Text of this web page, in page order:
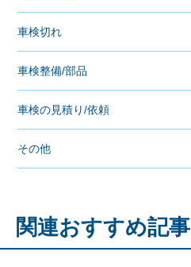
車検切れ
車検整備/部品
車検の見積り/依頼
その他
関連おすすめ記事